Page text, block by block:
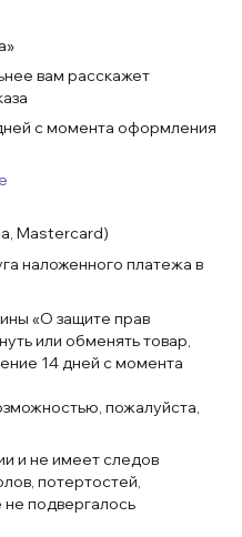
вам расскажет
с момента оформления
Mastercard)
наложенного платежа в
«О защите прав
или обменять товар,
14 дней с момента
пожалуйста,
и не имеет следов
потертостей,
подвергалось